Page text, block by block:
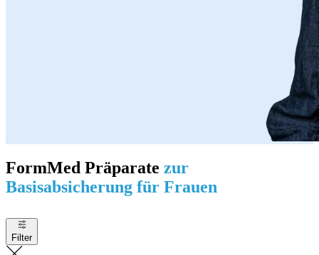
FormMed Präparate zur
Basisabsicherung für Frauen
Filter